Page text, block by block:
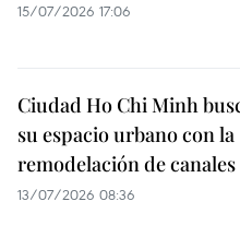
15/07/2026 17:06
Ciudad Ho Chi Minh
su espacio urbano con la
remodelación de canales
13/07/2026 08:36